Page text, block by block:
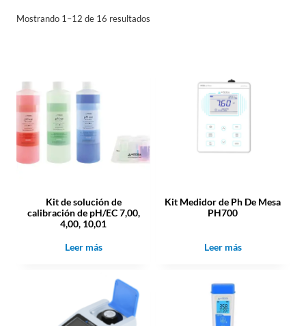
Mostrando 1–12 de 16 resultados
Kit de solución de
calibración de pH/EC 7,00,
4,00, 10,01
Leer más
Kit Medidor de Ph De Mesa
PH700
Leer más